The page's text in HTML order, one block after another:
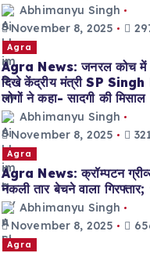
Abhimanyu Singh
November 8, 2025
Agra
Agra News: जनरल कोच
दिखे केंद्रीय मंत्री SP
लोगों ने कहा- सादगी की मिसाल
Abhimanyu Singh
November 8, 2025
Agra
Agra News: क्रॉम्पटन
नकली तार बेचने वाला
Abhimanyu Singh
November 8, 2025
Agra